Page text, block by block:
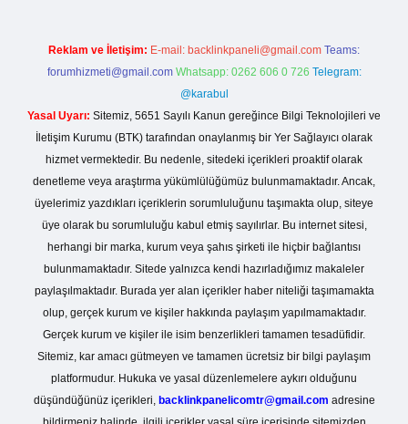
Reklam ve İletişim: E-mail: backlinkpaneli@gmail.com Teams:
forumhizmeti@gmail.com Whatsapp: 0262 606 0 726 Telegram:
@karabul
Yasal Uyarı: Sitemiz, 5651 Sayılı Kanun gereğince Bilgi Teknolojileri ve
İletişim Kurumu (BTK) tarafından onaylanmış bir Yer Sağlayıcı olarak
hizmet vermektedir. Bu nedenle, sitedeki içerikleri proaktif olarak
denetleme veya araştırma yükümlülüğümüz bulunmamaktadır. Ancak,
üyelerimiz yazdıkları içeriklerin sorumluluğunu taşımakta olup, siteye
üye olarak bu sorumluluğu kabul etmiş sayılırlar. Bu internet sitesi,
herhangi bir marka, kurum veya şahıs şirketi ile hiçbir bağlantısı
bulunmamaktadır. Sitede yalnızca kendi hazırladığımız makaleler
paylaşılmaktadır. Burada yer alan içerikler haber niteliği taşımamakta
olup, gerçek kurum ve kişiler hakkında paylaşım yapılmamaktadır.
Gerçek kurum ve kişiler ile isim benzerlikleri tamamen tesadüfidir.
Sitemiz, kar amacı gütmeyen ve tamamen ücretsiz bir bilgi paylaşım
platformudur. Hukuka ve yasal düzenlemelere aykırı olduğunu
düşündüğünüz içerikleri, backlinkpanelicomtr@gmail.com adresine